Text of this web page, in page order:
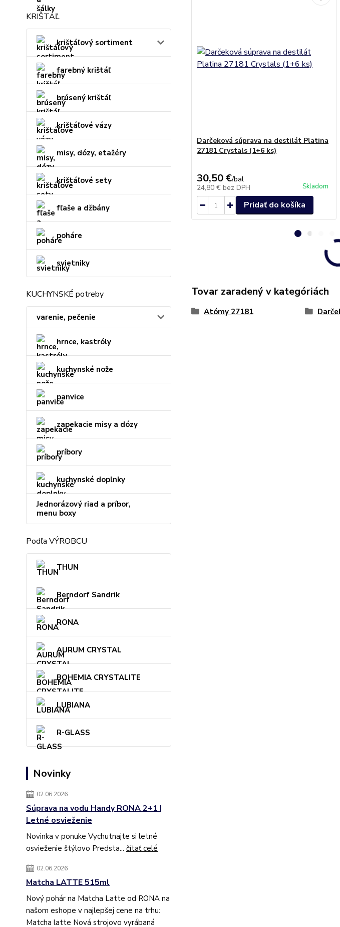
KRIŠTÁĽ
krištáľový sortiment
farebný krištáľ
brúsený krištáľ
krištáľové vázy
misy, dózy, etažéry
krištáľové sety
fľaše a džbány
poháre
svietniky
KUCHYNSKÉ potreby
varenie, pečenie
hrnce, kastróly
kuchynské nože
panvice
zapekacie misy a dózy
príbory
kuchynské doplnky
Jednorázový riad a príbor,
menu boxy
Podľa VÝROBCU
THUN
Berndorf Sandrik
RONA
AURUM CRYSTAL
BOHEMIA CRYSTALITE
LUBIANA
R-GLASS
Novinky
02.06.2026
Súprava na vodu Handy RONA 2+1 |
Letné osvieženie
Novinka v ponuke Vychutnajte si letné
osvieženie štýlovo Predsta... čítať celé
02.06.2026
Matcha LATTE 515ml
Nový pohár na Matcha Latte od RONA na
našom eshope v najlepšej cene na trhu:
Matcha latte Nová strojovo vyrábaná
Darčeková súprava na destilát Platina
27181 Crystals (1+6 ks)
30,50 €/bal
24,80 € bez DPH Skladom
Pridať do košíka
Tovar zaradený v kategóriách
Atómy 27181